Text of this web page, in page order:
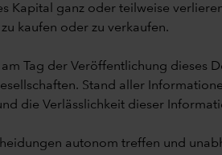
Kapital ganz oder teilweise
kaufen oder zu verkaufen.
Tag der Veröffentlichung dieses
Stand aller
die Verlässlichkeit dieser
autonom treffen und